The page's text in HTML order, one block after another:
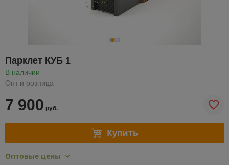
Парклет КУБ 1
В наличии
Опт и розница
7 900 руб.
Купить
Оптовые цены